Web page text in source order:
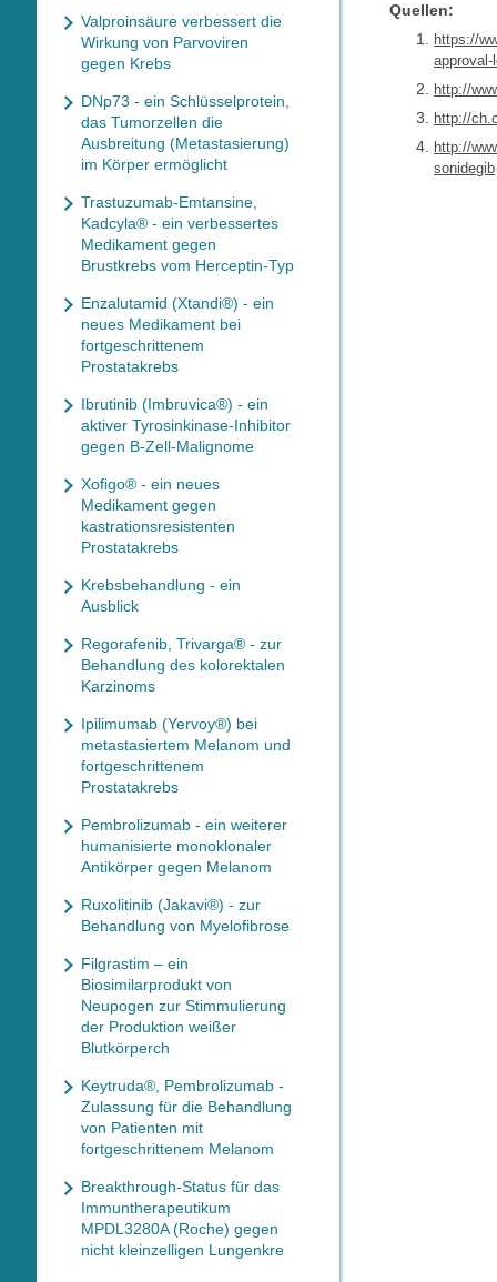
Quellen:
https://
http://
http://
http://
sonidegib
Valproinsäure verbessert die
Wirkung von Parvoviren
gegen Krebs
DNp73 - ein Schlüsselprotein,
das Tumorzellen die
Ausbreitung (Metastasierung)
im Körper ermöglicht
Trastuzumab-Emtansine,
Kadcyla® - ein verbessertes
Medikament gegen
Brustkrebs vom Herceptin-Typ
Enzalutamid (Xtandi®) - ein
neues Medikament bei
fortgeschrittenem
Prostatakrebs
Ibrutinib (Imbruvica®) - ein
aktiver Tyrosinkinase-Inhibitor
gegen B-Zell-Malignome
Xofigo® - ein neues
Medikament gegen
kastrationsresistenten
Prostatakrebs
Krebsbehandlung - ein
Ausblick
Regorafenib, Trivarga® - zur
Behandlung des kolorektalen
Karzinoms
Ipilimumab (Yervoy®) bei
metastasiertem Melanom und
fortgeschrittenem
Prostatakrebs
Pembrolizumab - ein weiterer
humanisierte monoklonaler
Antikörper gegen Melanom
Ruxolitinib (Jakavi®) - zur
Behandlung von Myelofibrose
Filgrastim – ein
Biosimilarprodukt von
Neupogen zur Stimmulierung
der Produktion weißer
Blutkörperch
Keytruda®, Pembrolizumab -
Zulassung für die Behandlung
von Patienten mit
fortgeschrittenem Melanom
Breakthrough-Status für das
Immuntherapeutikum
MPDL3280A (Roche) gegen
nicht kleinzelligen Lungenkre